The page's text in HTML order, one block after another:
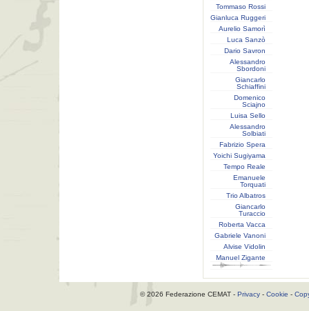
Tommaso Rossi
Gianluca Ruggeri
Aurelio Samorì
Luca Sanzò
Dario Savron
Alessandro
Sbordoni
Giancarlo
Schiaffini
Domenico
Sciajno
Luisa Sello
Alessandro
Solbiati
Fabrizio Spera
Yoichi Sugiyama
Tempo Reale
Emanuele
Torquati
Trio Albatros
Giancarlo
Turaccio
Roberta Vacca
Gabriele Vanoni
Alvise Vidolin
Manuel Zigante
© 2026 Federazione CEMAT - Privacy - Cookie -